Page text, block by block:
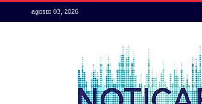
agosto 03, 2026